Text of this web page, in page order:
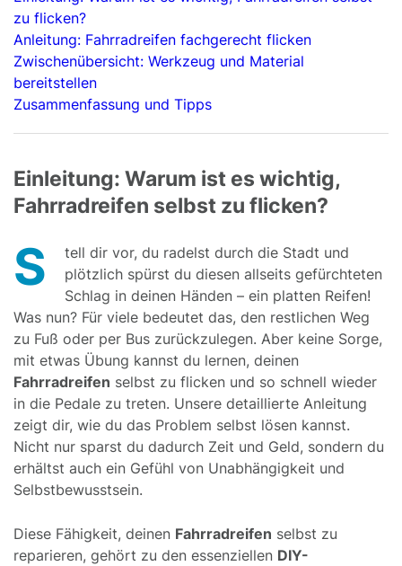
zu flicken?
Anleitung: Fahrradreifen fachgerecht flicken
Zwischenübersicht: Werkzeug und Material
bereitstellen
Zusammenfassung und Tipps
Einleitung: Warum ist es wichtig,
Fahrradreifen selbst zu flicken?
S
tell dir vor, du radelst durch die Stadt und
plötzlich spürst du diesen allseits gefürchteten
Schlag in deinen Händen – ein platten Reifen!
Was nun? Für viele bedeutet das, den restlichen Weg
zu Fuß oder per Bus zurückzulegen. Aber keine Sorge,
mit etwas Übung kannst du lernen, deinen
Fahrradreifen selbst zu flicken und so schnell wieder
in die Pedale zu treten. Unsere detaillierte Anleitung
zeigt dir, wie du das Problem selbst lösen kannst.
Nicht nur sparst du dadurch Zeit und Geld, sondern du
erhältst auch ein Gefühl von Unabhängigkeit und
Selbstbewusstsein.
Diese Fähigkeit, deinen Fahrradreifen selbst zu
reparieren, gehört zu den essenziellen DIY-